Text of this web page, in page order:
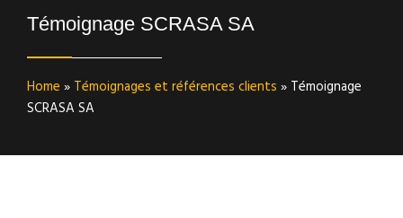
Témoignage SCRASA SA
Home » Témoignages et références clients » Témoignage
SCRASA SA